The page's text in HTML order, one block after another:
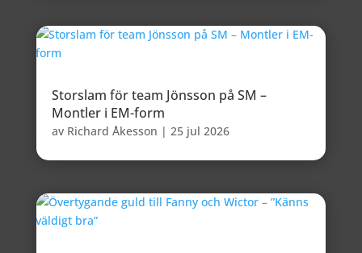
Storslam för team Jönsson på SM –
Montler i EM-form
av Richard Åkesson | 25 jul 2026